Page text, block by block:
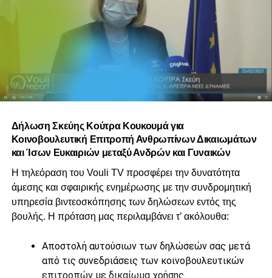
Δήλωση Σκεύης Κούτρα Κουκουμά για
Κοινοβουλευτική Επιτροπή Ανθρωπίνων Δικαιωμάτων
και Ίσων Ευκαιριών μεταξύ Ανδρών και Γυναικών
Η τηλεόραση του Vouli TV προσφέρει την δυνατότητα
άμεσης και σφαιρικής ενημέρωσης με την συνδρομητική
υπηρεσία βιντεοσκόπησης των δηλώσεων εντός της
βουλής. Η πρόταση μας περιλαμβάνει τ’ ακόλουθα:
Αποστολή αυτούσιων των δηλώσεών σας μετά
από τις συνεδριάσεις των κοινοβουλευτικών
επιτροπών με δικαίωμα χρήσης.